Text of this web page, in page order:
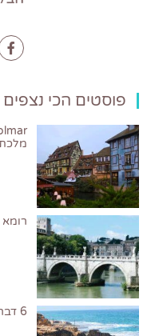
פוסטים הכי נצפים
רומא – 4 ימים
6 דברים שאפשר לעשות בראש הנקרה